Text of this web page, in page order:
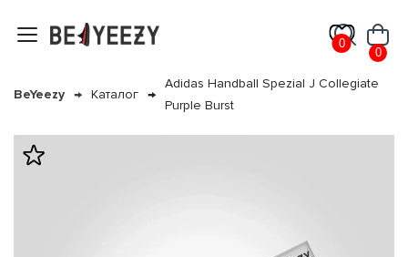
0
0
BeYeezy Каталог
Adidas Handball Spezial J Collegiate
Purple Burst